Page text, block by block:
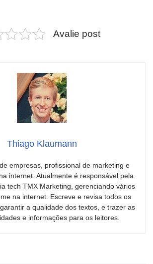
Avalie post
Thiago Klaumann
empresas, profissional de marketing e
internet. Atualmente é responsável pela
tech TMX Marketing, gerenciando vários
na internet. Escreve e revisa todos os
a qualidade dos textos, e trazer as
e informações para os leitores.